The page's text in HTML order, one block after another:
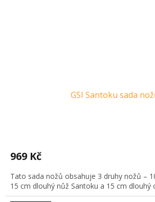
GSI Santoku sada
969 Kč
Tato sada nožů obsahuje 3 druhy nožů –
15 cm dlouhý nůž Santoku a 15 cm dlouhý